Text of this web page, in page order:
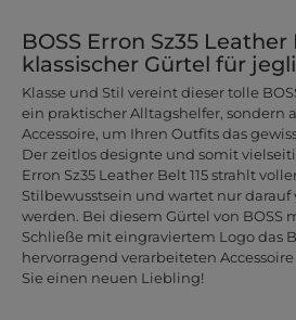
BOSS Erron Sz35 Leather
klassischer Gürtel für
Klasse und Stil vereint dieser tolle
ein praktischer Alltagshelfer, sondern
Accessoire, um Ihren Outfits das
Der zeitlos designte und somit
Erron Sz35 Leather Belt 115 strahlt
Stilbewusstsein und wartet nur
werden. Bei diesem Gürtel von BOSS
Schließe mit eingraviertem Logo das
hervorragend verarbeiteten
Sie einen neuen Liebling!